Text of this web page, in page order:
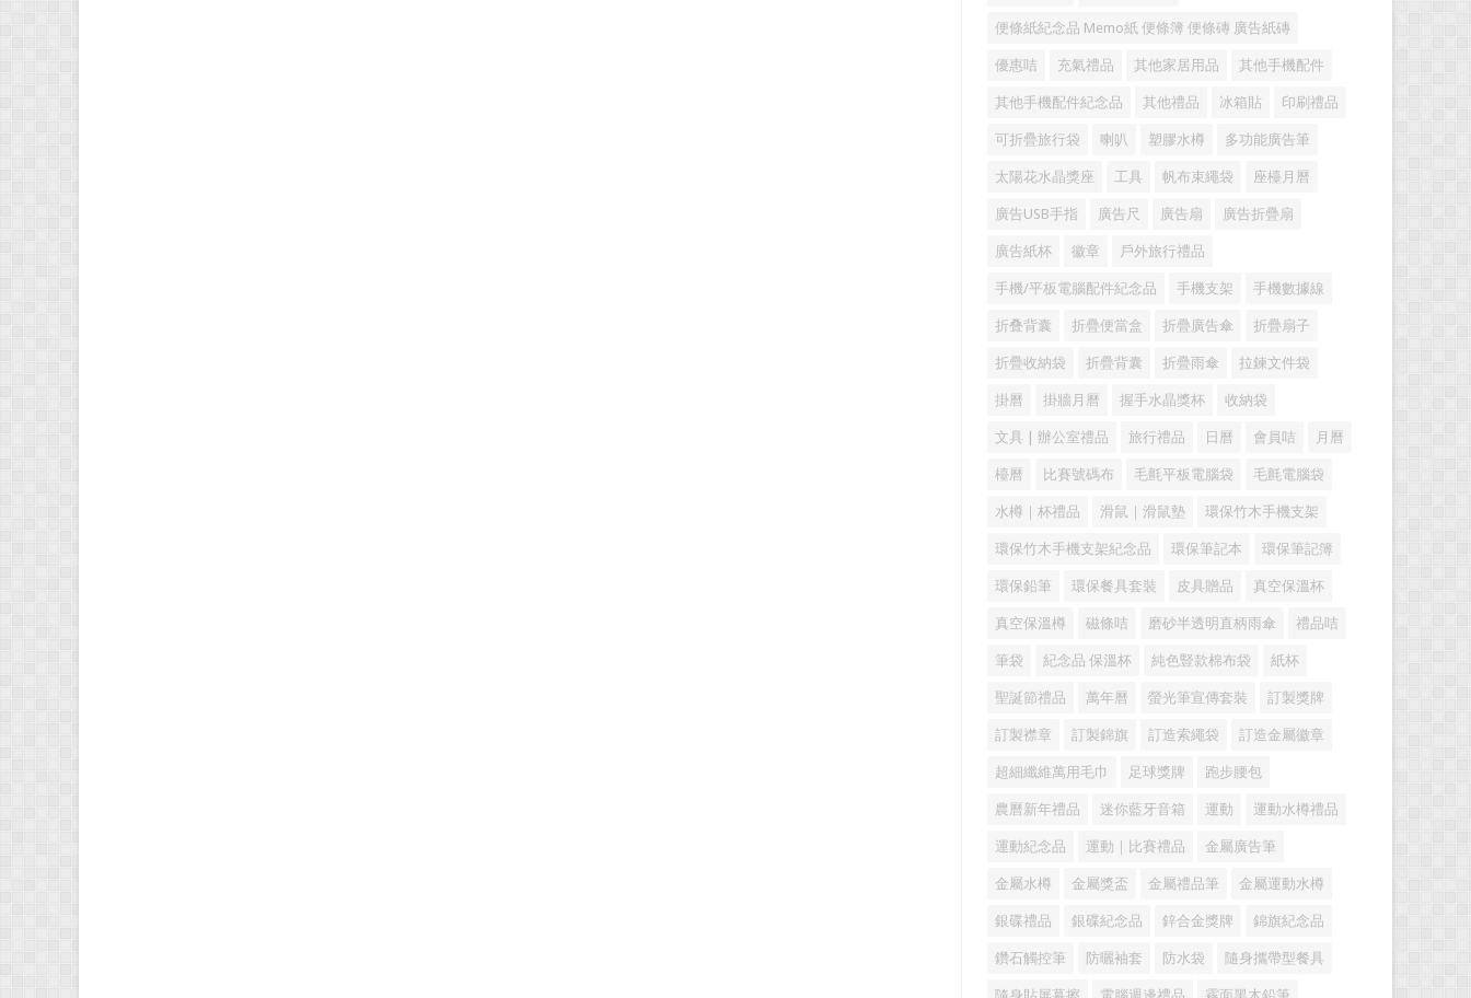
便條紙紀念品 Memo紙 便條簿 便條磚 廣告紙磚
優惠咭 充氣禮品 其他家居用品 其他手機配件
其他手機配件紀念品 其他禮品 冰箱貼 印刷禮品
可折疊旅行袋 喇叭 塑膠水樽 多功能廣告筆
太陽花水晶獎座 工具 帆布束繩袋 座檯月曆
廣告USB手指 廣告尺 廣告扇 廣告折疊扇
廣告紙杯 徽章 戶外旅行禮品
手機/平板電腦配件紀念品 手機支架 手機數據線
折叠背囊 折疊便當盒 折疊廣告傘 折疊扇子
折疊收納袋 折疊背囊 折疊雨傘 拉鍊文件袋
掛曆 掛牆月曆 握手水晶獎杯 收納袋
文具 | 辦公室禮品 旅行禮品 日曆 會員咭 月曆
檯曆 比賽號碼布 毛氈平板電腦袋 毛氈電腦袋
水樽｜杯禮品 滑鼠｜滑鼠墊 環保竹木手機支架
環保竹木手機支架紀念品 環保筆記本 環保筆記簿
環保鉛筆 環保餐具套裝 皮具贈品 真空保溫杯
真空保溫樽 磁條咭 磨砂半透明直柄雨傘 禮品咭
筆袋 紀念品 保溫杯 純色豎款棉布袋 紙杯
聖誕節禮品 萬年曆 螢光筆宣傳套裝 訂製獎牌
訂製襟章 訂製錦旗 訂造索繩袋 訂造金屬徽章
超細纖維萬用毛巾 足球獎牌 跑步腰包
農曆新年禮品 迷你藍牙音箱 運動 運動水樽禮品
運動紀念品 運動｜比賽禮品 金屬廣告筆
金屬水樽 金屬獎盃 金屬禮品筆 金屬運動水樽
銀碟禮品 銀碟紀念品 鋅合金獎牌 錦旗紀念品
鑽石觸控筆 防曬袖套 防水袋 隨身攜帶型餐具